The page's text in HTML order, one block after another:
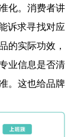
化。消费者讲
诉求寻找对应
的实际功效，
业信息是否清
。这也给品牌